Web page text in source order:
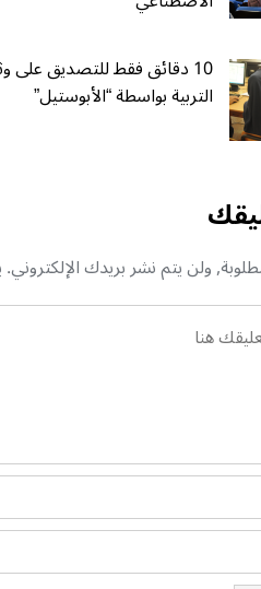
10 دقائق فقط للتصديق على
التربية بواسطة “الأبوستيل”
ولن يتم نشر بريدك الإلكتروني.